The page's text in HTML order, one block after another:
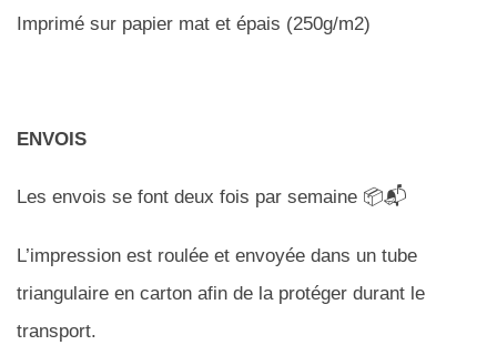
Imprimé sur papier mat et épais (250g/m2)
ENVOIS
Les envois se font deux fois par semaine 📦📬
L’impression est roulée et envoyée dans un tube
triangulaire en carton afin de la protéger durant le
transport.